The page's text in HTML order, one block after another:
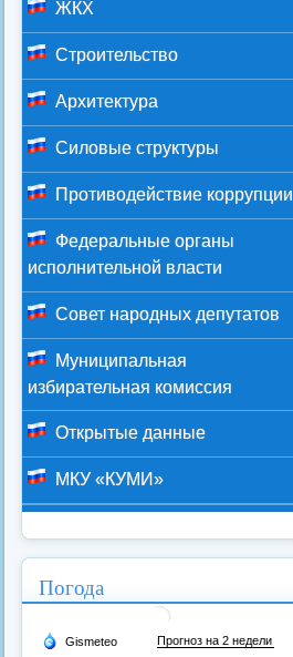
ЖКХ
Строительство
Архитектура
Силовые структуры
Противодействие коррупции
Федеральные органы
исполнительной власти
Совет народных депутатов
Муниципальная
избирательная комиссия
Открытые данные
МКУ «КУМИ»
Погода